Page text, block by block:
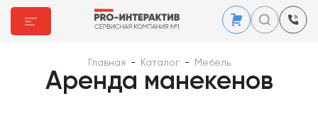
Главная - Каталог - Мебель
Аренда манекенов